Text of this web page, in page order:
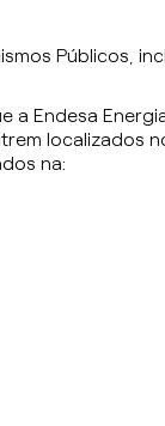
Públicos,
Endesa
localizados
na: